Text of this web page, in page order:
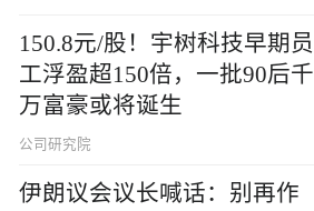
150.8元/股！宇树科技早期员
工浮盈超150倍，一批90后千
万富豪或将诞生
公司研究院
伊朗议会议长喊话：别再作